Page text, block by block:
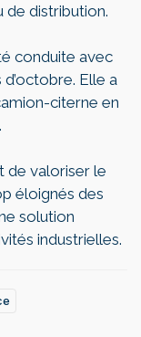
de distribution.
conduite avec
Elle a
citerne en
de valoriser le
éloignés des
solution
industrielles.